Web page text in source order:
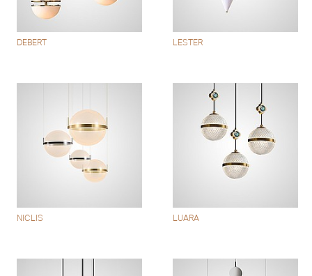
DEBERT LESTER
NICLIS LUARA